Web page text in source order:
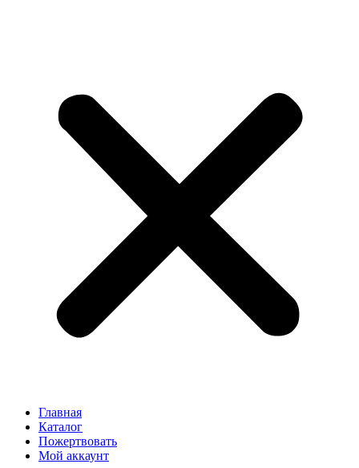
Главная
Каталог
Пожертвовать
Мой аккаунт